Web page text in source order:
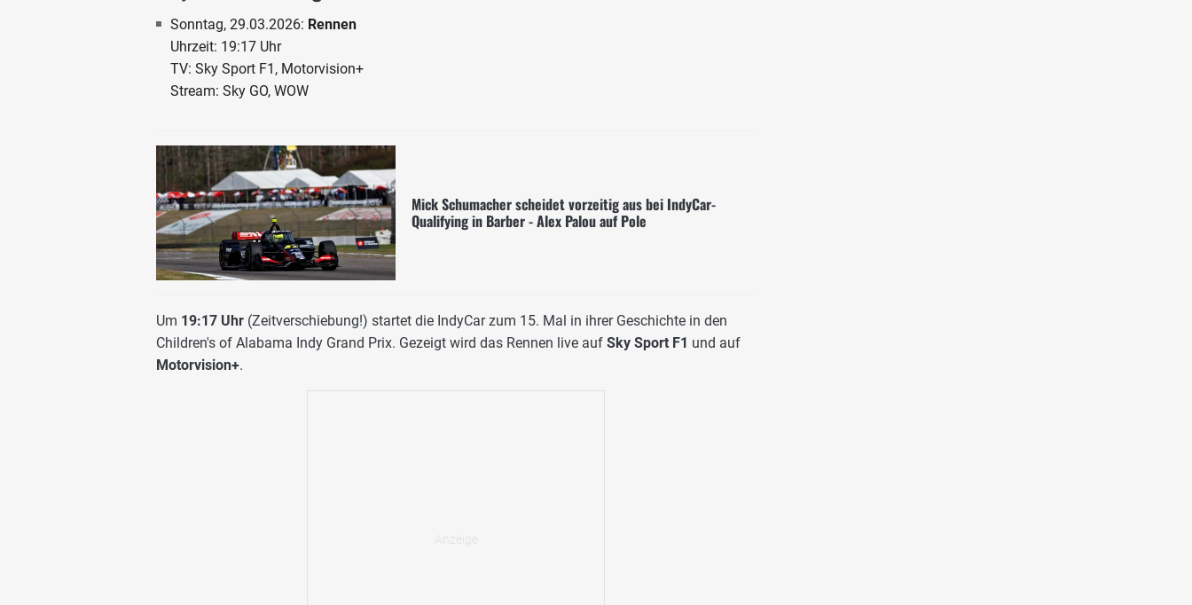
Sonntag, 29.03.2026: Rennen
Uhrzeit: 19:17 Uhr
TV: Sky Sport F1, Motorvision+
Stream: Sky GO, WOW
Mick Schumacher scheidet vorzeitig aus bei IndyCar-
Qualifying in Barber - Alex Palou auf Pole
Um 19:17 Uhr (Zeitverschiebung!) startet die IndyCar zum 15. Mal in ihrer Geschichte in den
Children's of Alabama Indy Grand Prix. Gezeigt wird das Rennen live auf Sky Sport F1 und auf
Motorvision+.